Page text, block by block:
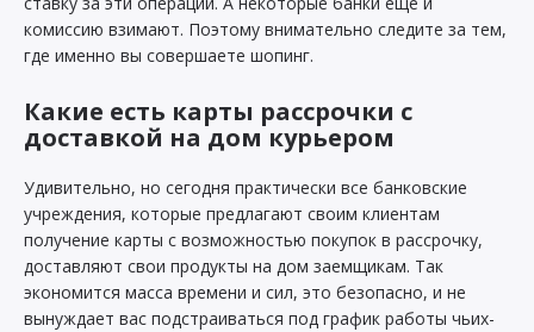
комиссию взимают. Поэтому внимательно следите за тем,
где именно вы совершаете шопинг.
Какие есть карты рассрочки с
доставкой на дом курьером
Удивительно, но сегодня практически все банковские
учреждения, которые предлагают своим клиентам
получение карты с возможностью покупок в рассрочку,
доставляют свои продукты на дом заемщикам. Так
экономится масса времени и сил, это безопасно, и не
вынуждает вас подстраиваться под график работы чьих-